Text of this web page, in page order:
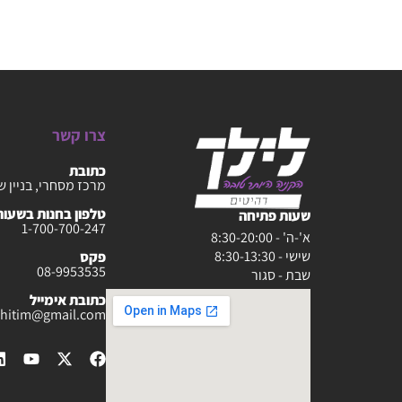
שעות פתיחה
א'-ה' - 8:30-20:00
שישי - 8:30-13:30
שבת - סגור
צרו קשר
כתובת
מרכז מסחרי, בניין
טלפון בחנות בשעות 08:30-
1-700-700-247
פקס
08-9953535
כתובת אימייל